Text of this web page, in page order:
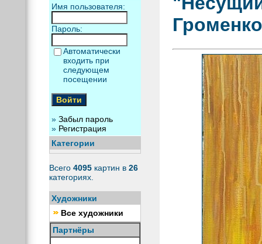
Имя пользователя:
Пароль:
Автоматически
входить при
следующем
посещении
» Забыл пароль
» Регистрация
Категории
Всего 4095 картин в 26
категориях.
Художники
Все художники
Партнёры
Громенко